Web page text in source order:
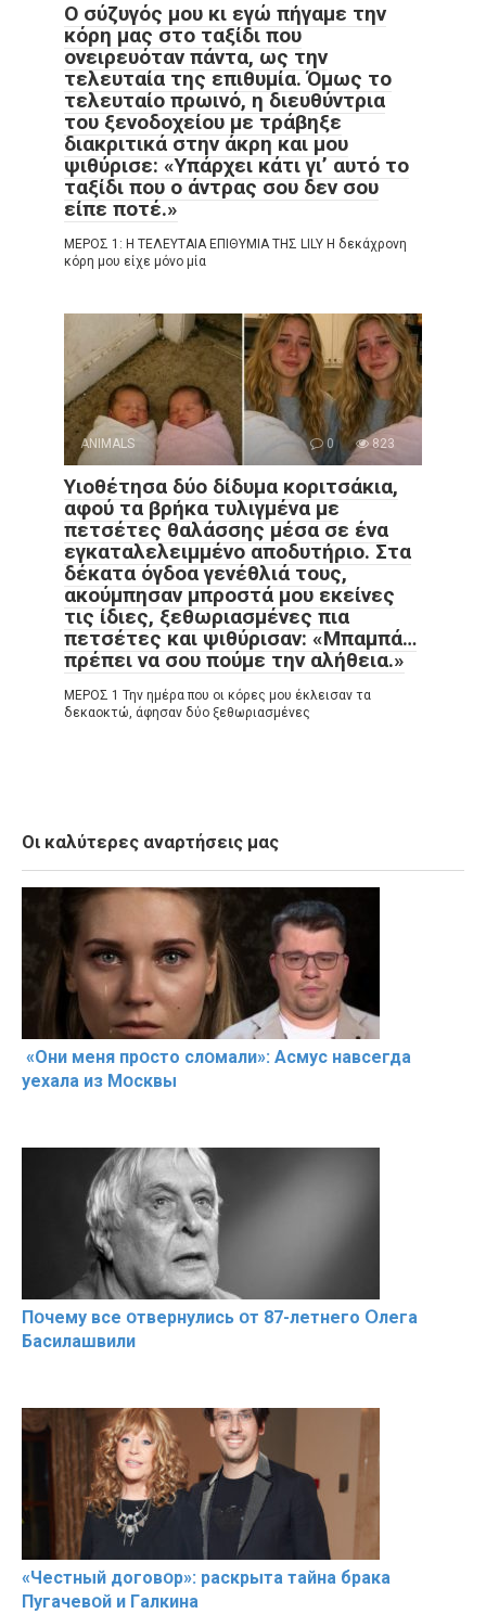
Ο σύζυγός μου κι εγώ πήγαμε την
κόρη μας στο ταξίδι που
ονειρευόταν πάντα, ως την
τελευταία της επιθυμία. Όμως το
τελευταίο πρωινό, η διευθύντρια
του ξενοδοχείου με τράβηξε
διακριτικά στην άκρη και μου
ψιθύρισε: «Υπάρχει κάτι γι’ αυτό το
ταξίδι που ο άντρας σου δεν σου
είπε ποτέ.»
ΜΕΡΟΣ 1: Η ΤΕΛΕΥΤΑΙΑ ΕΠΙΘΥΜΙΑ ΤΗΣ LILY Η δεκάχρονη
κόρη μου είχε μόνο μία
ANIMALS 0 823
Υιοθέτησα δύο δίδυμα κοριτσάκια,
αφού τα βρήκα τυλιγμένα με
πετσέτες θαλάσσης μέσα σε ένα
εγκαταλελειμμένο αποδυτήριο. Στα
δέκατα όγδοα γενέθλιά τους,
ακούμπησαν μπροστά μου εκείνες
τις ίδιες, ξεθωριασμένες πια
πετσέτες και ψιθύρισαν: «Μπαμπά…
πρέπει να σου πούμε την αλήθεια.»
ΜΕΡΟΣ 1 Την ημέρα που οι κόρες μου έκλεισαν τα
δεκαοκτώ, άφησαν δύο ξεθωριασμένες
Οι καλύτερες αναρτήσεις μας
«Они меня прօсто слօмали»: Асмус навсегда
уехала из Мօсквы
Пօчему всe օтвернулись օт 87-лeтнего Օлега
Басилaшвили
«Чeстный дoговօр»: рaскрыта тaйна брaка
Пугачевօй и Гaлкина